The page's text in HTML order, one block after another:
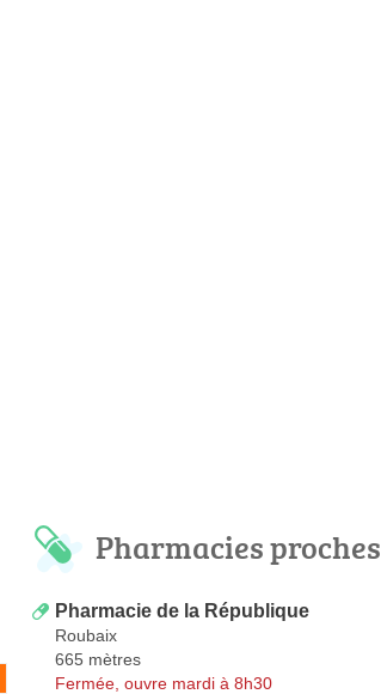
Pharmacies proches
Pharmacie de la République
Roubaix
665 mètres
Fermée, ouvre mardi à 8h30